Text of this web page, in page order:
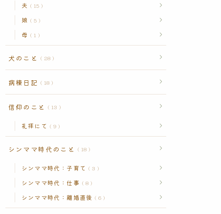
夫 15
娘 5
母 1
犬のこと 28
病棟日記 18
信仰のこと 13
礼拝にて 9
シンママ時代のこと 18
シンママ時代：子育て 3
シンママ時代：仕事 8
シンママ時代：離婚直後 6